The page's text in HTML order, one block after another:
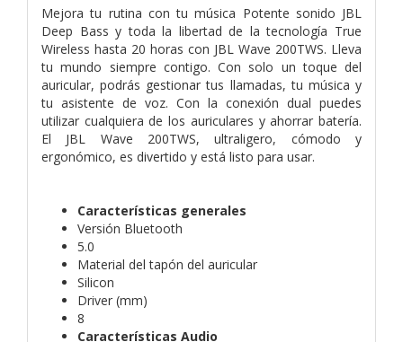
Mejora tu rutina con tu música Potente sonido JBL
Deep Bass y toda la libertad de la tecnología True
Wireless hasta 20 horas con JBL Wave 200TWS. Lleva
tu mundo siempre contigo. Con solo un toque del
auricular, podrás gestionar tus llamadas, tu música y
tu asistente de voz. Con la conexión dual puedes
utilizar cualquiera de los auriculares y ahorrar batería.
El JBL Wave 200TWS, ultraligero, cómodo y
ergonómico, es divertido y está listo para usar.
Características generales
Versión Bluetooth
5.0
Material del tapón del auricular
Silicon
Driver (mm)
8
Características Audio